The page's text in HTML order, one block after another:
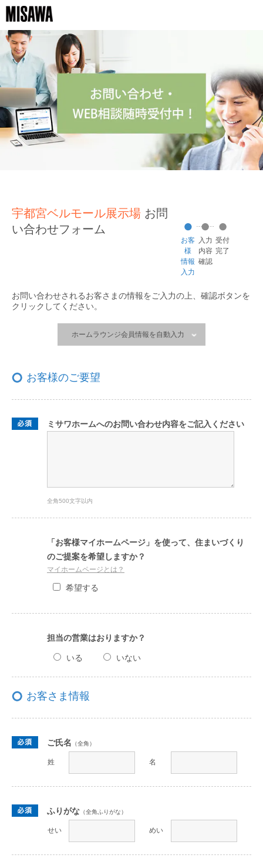
宇都宮ベルモール展示場 お問
い合わせフォーム
お客
様
情報
入力
入力
内容
確認
受付
完了
お問い合わせされるお客さまの情報をご入力の上、 確認ボタンを
クリックしてください。
ホームラウンジ会員情報を自動入力
お客様のご要望
ミサワホームへのお問い合わせ内容をご記入ください
全角500文字以内
「お客様マイホームページ」を使って、住まいづくり
のご提案を希望しますか？
マイホームページとは？
希望する
担当の営業はおりますか？
いる いない
お客さま情報
ご氏名 （全角）
姓 名
ふりがな （全角ふりがな）
せい めい